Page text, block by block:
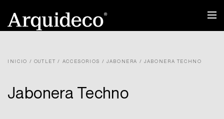
contenido
INICIO / OUTLET / ACCESORIOS / JABONERA / JABONERA TECHNO
Jabonera Techno